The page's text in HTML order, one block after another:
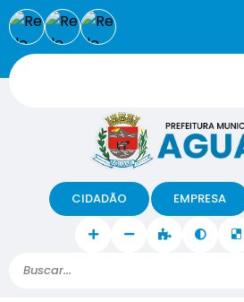
Buscar...
CIDADÃO EMPRESA